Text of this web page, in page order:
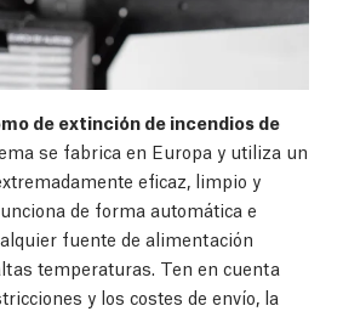
de extinción de incendios de
se fabrica en Europa y utiliza un
eficaz, limpio y
de forma automática e
fuente de alimentación
temperaturas. Ten en cuenta
y los costes de envío, la